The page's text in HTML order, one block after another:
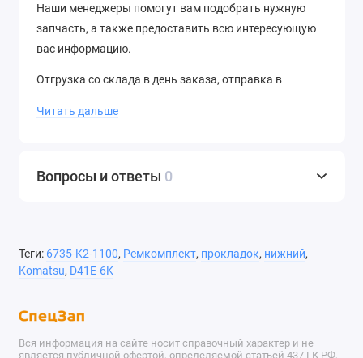
Наши менеджеры помогут вам подобрать нужную
запчасть, а также предоставить всю интересующую
вас информацию.
Отгрузка со склада в день заказа, отправка в
– бесплатно. Отправляем в города России и страны
Читать дальше
Вопросы и ответы 0
Теги: 6735-K2-1100, Ремкомплект, прокладок, нижний,
Komatsu, D41E-6K
Вся информация на сайте носит справочный характер и не
является публичной офертой, определяемой статьей 437 ГК РФ,